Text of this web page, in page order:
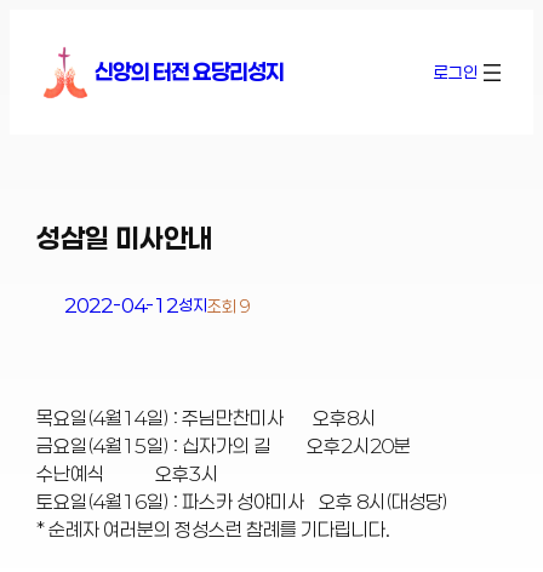
신앙의 터전 요당리성지 로그인
성삼일 미사안내
2022-04-12성지조회 9
목요일(4월14일) : 주님만찬미사 오후8시
금요일(4월15일) : 십자가의 길 오후2시20분
수난예식 오후3시
토요일(4월16일) : 파스카 성야미사 오후 8시(대성당)
* 순례자 여러분의 정성스런 참례를 기다립니다.